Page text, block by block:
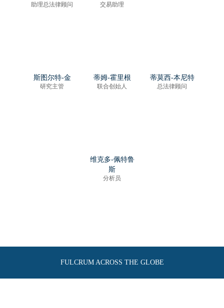
助理总法律顾问
交易助理
斯图尔特-金
研究主管
蒂姆-霍里根
联合创始人
蒂莫西-本尼特
总法律顾问
维克多-佩特鲁
斯
分析员
FULCRUM ACROSS THE GLOBE